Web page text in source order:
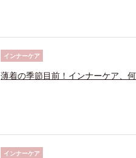
インナーケア
薄着の季節目前！インナーケア、
インナーケア